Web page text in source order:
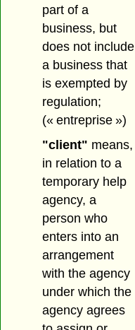
part of a
business, but
does not include
a business that
is exempted by
regulation;
(« entreprise »)
"client" means,
in relation to a
temporary help
agency, a
person who
enters into an
arrangement
with the agency
under which the
agency agrees